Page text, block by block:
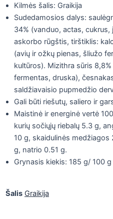
Kilmės šalis: Graikija
Sudedamosios dalys:
34% (vanduo, actas,
askorbo rūgštis, tirštiklis:
(avių ir ožkų pienas, šliužo
kultūros). Mizithra sūris
fermentas, druska),
saldžiavaisio pupmedžio
Gali būti riešutų, saliero ir
Maistinė ir energinė vertė
kurių sočiųjų riebalų 5.3 g,
10 g, skaidulinės
g, natrio 0.51 g.
Grynasis kiekis: 185 g/ 100 g
Šalis Graikija